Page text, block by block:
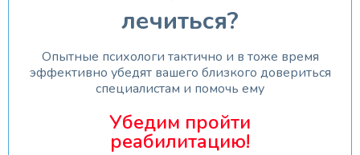
лечиться?
Опытные психологи тактично и в тоже время
эффективно убедят вашего близкого довериться
специалистам и помочь ему
Убедим пройти
реабилитацию!